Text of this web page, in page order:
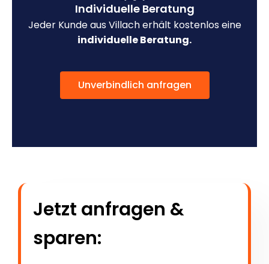
Individuelle Beratung
Jeder Kunde aus Villach erhält kostenlos eine
individuelle Beratung.
Unverbindlich anfragen
Jetzt anfragen &
sparen: